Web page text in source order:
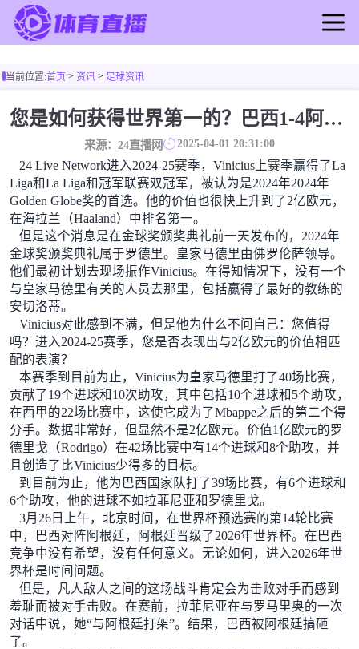
足球直播
篮球直播
足球录像
足球新闻
篮球新闻
当前位置:首页> 资讯 > 足球资讯
您是如何获得世界第一的？巴西1-4阿根廷：Vinicius 0射击90分钟内
来源：24直播网 2025-04-01 20:31:00
24 Live Network进入2024-25赛季，Vinicius上赛季赢得了La
Liga和La Liga和冠军联赛双冠军，被认为是2024年2024年
Golden Globe奖的首选。他的价值也很快上升到了2亿欧元，
在海拉兰（Haaland）中排名第一。
但是这个消息是在金球奖颁奖典礼前一天发布的，2024年
金球奖颁奖典礼属于罗德里。皇家马德里由佛罗伦萨领导。
他们最初计划去现场振作Vinicius。在得知情况下，没有一个
与皇家马德里有关的人员去那里，包括赢得了最好的教练的
安切洛蒂。
Vinicius对此感到不满，但是他为什么不问自己：您值得
吗？进入2024-25赛季，您是否表现出与2亿欧元的价值相匹
配的表演？
本赛季到目前为止，Vinicius为皇家马德里打了40场比赛，
贡献了19个进球和10次助攻，其中包括10个进球和5个助攻，
在西甲的22场比赛中，这使它成为了Mbappe之后的第二个得
分手。数据非常好，但显然不是2亿欧元。价值1亿欧元的罗
德里戈（Rodrigo）在42场比赛中有14个进球和8个助攻，并
且创造了比Vinicius少得多的目标。
到目前为止，他为巴西国家队打了39场比赛，有6个进球和
6个助攻，他的进球不如拉菲尼亚和罗德里戈。
3月26日上午，北京时间，在世界杯预选赛的第14轮比赛
中，巴西对阵阿根廷，阿根廷晋级了2026年世界杯。在巴西
竞争中没有希望，没有任何意义。无论如何，进入2026年世
界杯是时间问题。
但是，凡人敌人之间的这场战斗肯定会为击败对手而感到
羞耻而被对手击败。在赛前，拉菲尼亚在与罗马里奥的一次
对话中说，她“与阿根廷打架”。结果，巴西被阿根廷搞砸
了。